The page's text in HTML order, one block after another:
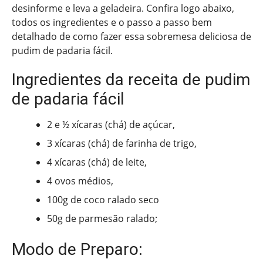
desinforme e leva a geladeira. Confira logo abaixo,
todos os ingredientes e o passo a passo bem
detalhado de como fazer essa sobremesa deliciosa de
pudim de padaria fácil.
Ingredientes da receita de pudim
de padaria fácil
2 e ½ xícaras (chá) de açúcar,
3 xícaras (chá) de farinha de trigo,
4 xícaras (chá) de leite,
4 ovos médios,
100g de coco ralado seco
50g de parmesão ralado;
Modo de Preparo: